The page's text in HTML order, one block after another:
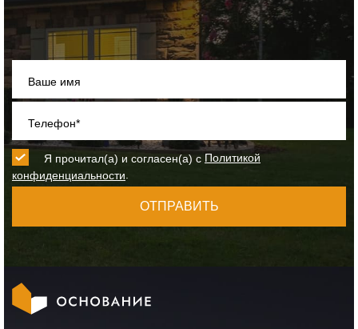
Ваше имя
Телефон*
Я прочитал(а) и согласен(а) с Политикой
конфиденциальности
ОТПРАВИТЬ